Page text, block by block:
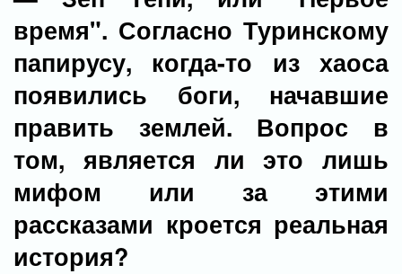
время". Согласно Туринскому
папирусу, когда-то из хаоса
появились боги, начавшие
править землей. Вопрос в
том, является ли это лишь
мифом или за этими
рассказами кроется реальная
история?